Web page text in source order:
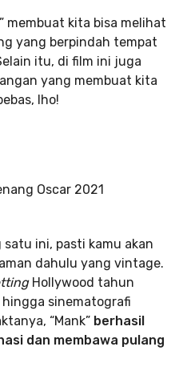
membuat kita bisa melihat
yang berpindah tempat
itu, di film ini juga
yang membuat kita
lho!
ini, pasti kamu akan
dahulu yang vintage.
Hollywood tahun
sinematografi
“Mank” berhasil
dan membawa pulang